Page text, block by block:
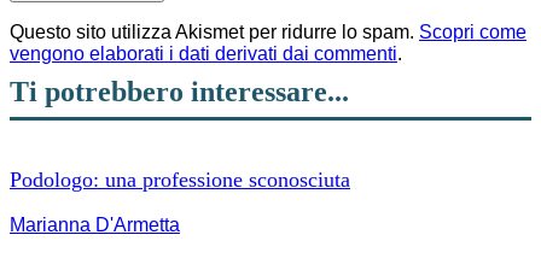
Questo sito utilizza Akismet per ridurre lo spam. Scopri come
vengono elaborati i dati derivati dai commenti.
Ti potrebbero interessare...
Podologo: una professione sconosciuta
Marianna D'Armetta